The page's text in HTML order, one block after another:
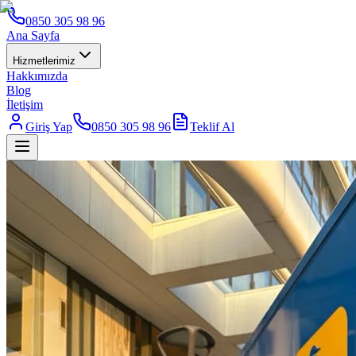
0850 305 98 96
Ana Sayfa
Hizmetlerimiz
Hakkımızda
Blog
İletişim
Giriş Yap
0850 305 98 96 Teklif Al